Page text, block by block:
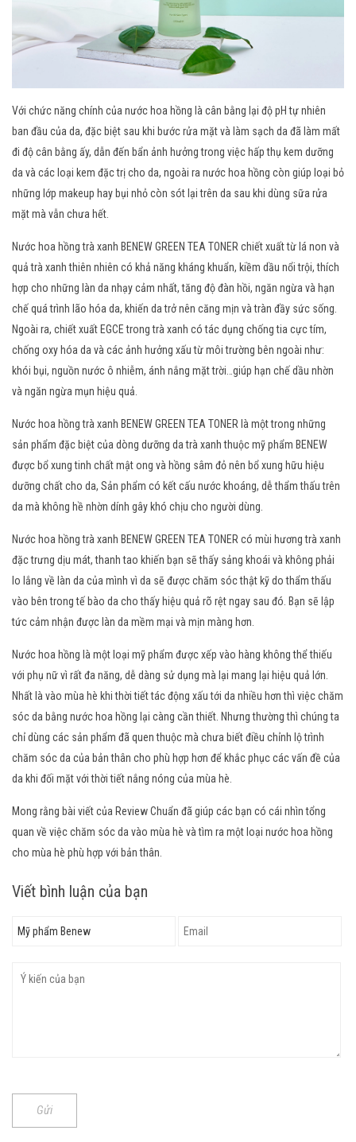
Với chức năng chính của nước hoa hồng là cân bằng lại độ pH tự nhiên
ban đầu của da, đặc biệt sau khi bước rửa mặt và làm sạch da đã làm mất
đi độ cân bằng ấy, dẫn đến bẩn ảnh hưởng trong việc hấp thụ kem dưỡng
da và các loại kem đặc trị cho da, ngoài ra nước hoa hồng còn giúp loại bỏ
những lớp makeup hay bụi nhỏ còn sót lại trên da sau khi dùng sữa rửa
mặt mà vẫn chưa hết.
Nước hoa hồng trà xanh BENEW GREEN TEA TONER chiết xuất từ lá non và
quả trà xanh thiên nhiên có khả năng kháng khuẩn, kiềm dầu nổi trội, thích
hợp cho những làn da nhạy cảm nhất, tăng độ đàn hồi, ngăn ngừa và hạn
chế quá trình lão hóa da, khiến da trở nên căng mịn và tràn đầy sức sống.
Ngoài ra, chiết xuất EGCE trong trà xanh có tác dụng chống tia cực tím,
chống oxy hóa da và các ảnh hưởng xấu từ môi trường bên ngoài như:
khói bụi, nguồn nước ô nhiễm, ánh nắng mặt trời…giúp hạn chế dầu nhờn
và ngăn ngừa mụn hiệu quả.
Nước hoa hồng trà xanh BENEW GREEN TEA TONER là một trong những
sản phẩm đặc biệt của dòng dưỡng da trà xanh thuộc mỹ phẩm BENEW
được bổ xung tinh chất mật ong và hồng sâm đỏ nên bổ xung hữu hiệu
dưỡng chất cho da, Sản phẩm có kết cấu nước khoáng, dễ thẩm thấu trên
da mà không hề nhờn dính gây khó chịu cho người dùng.
Nước hoa hồng trà xanh BENEW GREEN TEA TONER có mùi hương trà xanh
đặc trưng dịu mát, thanh tao khiến bạn sẽ thấy sảng khoái và không phải
lo lắng về làn da của mình vì da sẽ được chăm sóc thật kỹ do thẩm thấu
vào bên trong tế bào da cho thấy hiệu quả rõ rệt ngay sau đó. Bạn sẽ lập
tức cảm nhận được làn da mềm mại và mịn màng hơn.
Nước hoa hồng là một loại mỹ phẩm được xếp vào hàng không thể thiếu
với phụ nữ vì rất đa năng, dễ dàng sử dụng mà lại mang lại hiệu quả lớn.
Nhất là vào mùa hè khi thời tiết tác động xấu tới da nhiều hơn thì việc chăm
sóc da bằng nước hoa hồng lại càng cần thiết. Nhưng thường thì chúng ta
chỉ dùng các sản phẩm đã quen thuộc mà chưa biết điều chỉnh lộ trình
chăm sóc da của bản thân cho phù hợp hơn để khắc phục các vấn đề của
da khi đối mặt với thời tiết nắng nóng của mùa hè.
Mong rằng bài viết của Review Chuẩn đã giúp các bạn có cái nhìn tổng
quan về việc chăm sóc da vào mùa hè và tìm ra một loại nước hoa hồng
cho mùa hè phù hợp với bản thân.
Viết bình luận của bạn
Gửi